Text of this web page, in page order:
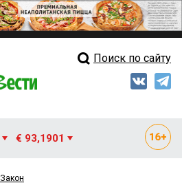
Свежий выпускПоиск по сайту
€ 93,1901
Закон